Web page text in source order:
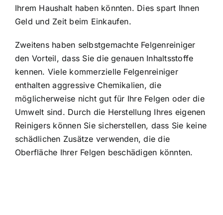
Ihrem Haushalt haben könnten. Dies spart Ihnen
Geld und Zeit beim Einkaufen.
Zweitens haben selbstgemachte Felgenreiniger
den Vorteil, dass Sie die genauen Inhaltsstoffe
kennen. Viele kommerzielle Felgenreiniger
enthalten aggressive Chemikalien, die
möglicherweise nicht gut für Ihre Felgen oder die
Umwelt sind. Durch die Herstellung Ihres eigenen
Reinigers können Sie sicherstellen, dass Sie keine
schädlichen Zusätze verwenden, die die
Oberfläche Ihrer Felgen beschädigen könnten.